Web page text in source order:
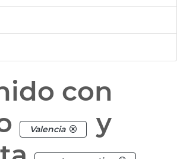
con
Valencia
y